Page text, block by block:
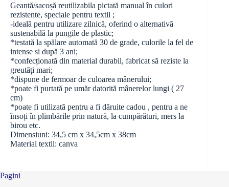
Geantă/sacoșă reutilizabila pictată manual în culori
rezistente, speciale pentru textil ;
-ideală pentru utilizare zilnică, oferind o alternativă
sustenabilă la pungile de plastic;
*testată la spălare automată 30 de grade, culorile la fel de
intense si după 3 ani;
*confecționată din material durabil, fabricat să reziste la
greutăți mari;
*dispune de fermoar de culoarea mânerului;
*poate fi purtată pe umăr datorită mânerelor lungi ( 27
cm)
*poate fi utilizată pentru a fi dăruite cadou , pentru a ne
însoți în plimbările prin natură, la cumpărături, mers la
birou etc.
Dimensiuni: 34,5 cm x 34,5cm x 38cm
Material textil: canva
Pagini